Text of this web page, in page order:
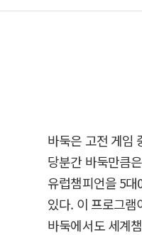
바둑은 고전 게임
당분간 바둑만큼
유럽챔피언을 5
있다. 이 프로그
바둑에서도 세계